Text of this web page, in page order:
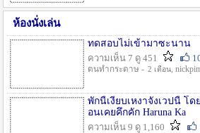
ห้องนั่งเล่น
ทดสอบไม่เข้ามาซะนาน
ความเห็น 7 ดู 451
ตนทำกระดาษ - 2 เดือน,
พักนี้เงียบเหงาจังเวปนี้ โ
อนเคยคึกคัก Haruna Ka
ความเห็น 9 ดู 1,160